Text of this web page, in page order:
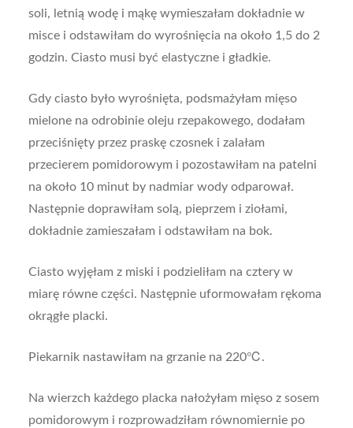
soli, letnią wodę i mąkę wymieszałam dokładnie w
misce i odstawiłam do wyrośnięcia na około 1,5 do 2
godzin. Ciasto musi być elastyczne i gładkie.
Gdy ciasto było wyrośnięta, podsmażyłam mięso
mielone na odrobinie oleju rzepakowego, dodałam
przeciśnięty przez praskę czosnek i zalałam
przecierem pomidorowym i pozostawiłam na patelni
na około 10 minut by nadmiar wody odparował.
Następnie doprawiłam solą, pieprzem i ziołami,
dokładnie zamieszałam i odstawiłam na bok.
Ciasto wyjęłam z miski i podzieliłam na cztery w
miarę równe części. Następnie uformowałam rękoma
okrągłe placki.
Piekarnik nastawiłam na grzanie na 220℃.
Na wierzch każdego placka nałożyłam mięso z sosem
pomidorowym i rozprowadziłam równomiernie po